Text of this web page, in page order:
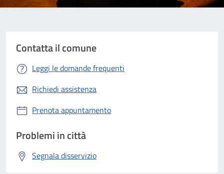
Contatta il comune
Leggi le domande frequenti
Richiedi assistenza
Prenota appuntamento
Problemi in città
Segnala disservizio